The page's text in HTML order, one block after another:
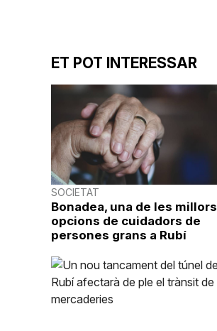
ET POT INTERESSAR
SOCIETAT
Bonadea, una de les millors
opcions de cuidadors de
persones grans a Rubí